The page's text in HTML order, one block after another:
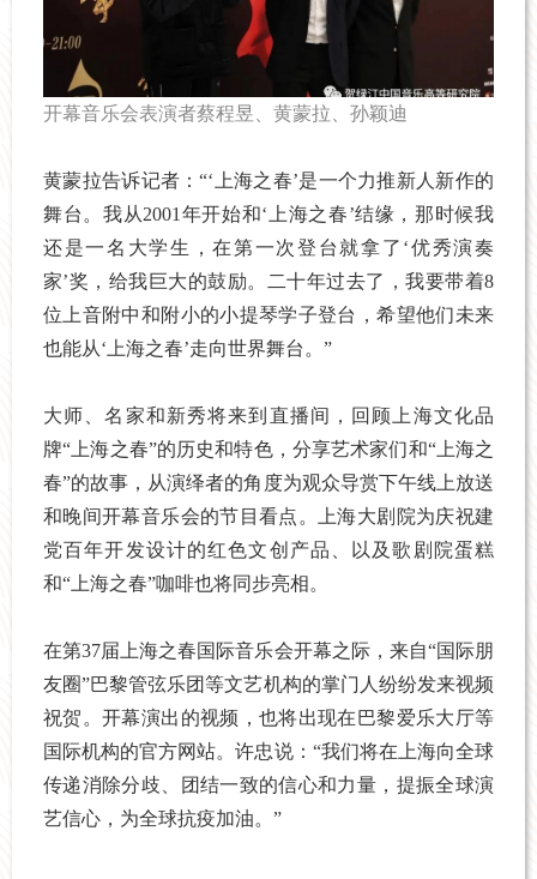
开幕音乐会表演者蔡程昱、黄蒙拉、孙颖迪
黄蒙拉告诉记者：“‘上海之春’是一个力推新人新作的
舞台。我从2001年开始和‘上海之春’结缘，那时候我
还是一名大学生，在第一次登台就拿了‘优秀演奏
家’奖，给我巨大的鼓励。二十年过去了，我要带着8
位上音附中和附小的小提琴学子登台，希望他们未来
也能从‘上海之春’走向世界舞台。”
大师、名家和新秀将来到直播间，回顾上海文化品
牌“上海之春”的历史和特色，分享艺术家们和“上海之
春”的故事，从演绎者的角度为观众导赏下午线上放送
和晚间开幕音乐会的节目看点。上海大剧院为庆祝建
党百年开发设计的红色文创产品、以及歌剧院蛋糕
和“上海之春”咖啡也将同步亮相。
在第37届上海之春国际音乐会开幕之际，来自“国际朋
友圈”巴黎管弦乐团等文艺机构的掌门人纷纷发来视频
祝贺。开幕演出的视频，也将出现在巴黎爱乐大厅等
国际机构的官方网站。许忠说：“我们将在上海向全球
传递消除分歧、团结一致的信心和力量，提振全球演
艺信心，为全球抗疫加油。”